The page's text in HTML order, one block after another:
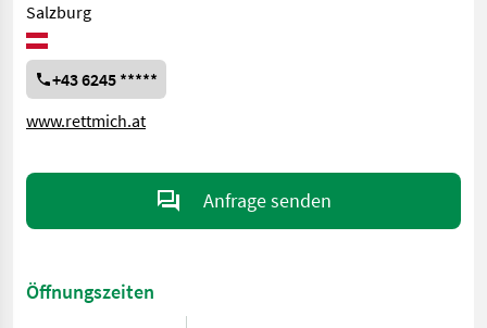
Salzburg
+43 6245 *****
www.rettmich.at
Anfrage senden
Öffnungszeiten